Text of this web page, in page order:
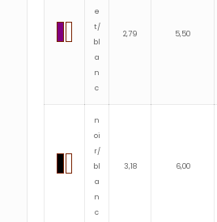
e
t/
bl
a
n
c
2,79 5,50
n
oi
r/
bl
a
n
c
3,18 6,00